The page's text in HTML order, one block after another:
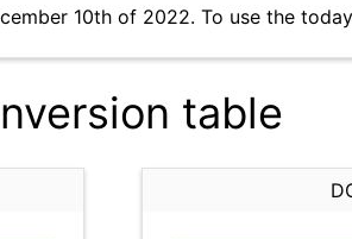
10th of 2022. To use the
table